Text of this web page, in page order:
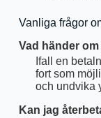
Vanliga frågor
Vad händer
Ifall en
fort som
och undvika
Kan jag